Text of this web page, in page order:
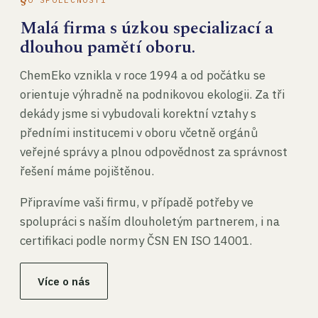
Malá firma s úzkou specializací a
dlouhou pamětí oboru.
ChemEko vznikla v roce 1994 a od počátku se
orientuje výhradně na podnikovou ekologii. Za tři
dekády jsme si vybudovali korektní vztahy s
předními institucemi v oboru včetně orgánů
veřejné správy a plnou odpovědnost za správnost
řešení máme pojištěnou.
Připravíme vaši firmu, v případě potřeby ve
spolupráci s naším dlouholetým partnerem, i na
certifikaci podle normy ČSN EN ISO 14001.
Více o nás